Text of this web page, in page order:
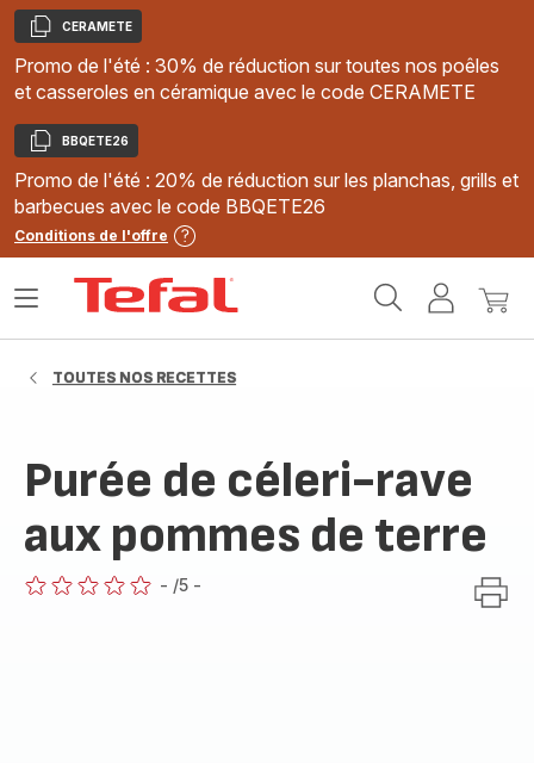
Copier
CERAMETE
Promo de l'été : 30% de réduction sur toutes nos poêles
et casseroles en céramique avec le code CERAMETE
Copier
BBQETE26
Promo de l'été : 20% de réduction sur les planchas, grills et
barbecues avec le code BBQETE26
Conditions de l'offre
MonMon
Ouvrir
TOUTES NOS RECETTES
Purée de céleri-rave
aux pommes de terre
- /5 -